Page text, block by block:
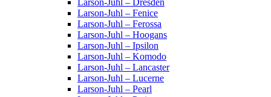
Larson-Juhl – Dresden
Larson-Juhl – Fenice
Larson-Juhl – Ferossa
Larson-Juhl – Hoogans
Larson-Juhl – Ipsilon
Larson-Juhl – Komodo
Larson-Juhl – Lancaster
Larson-Juhl – Lucerne
Larson-Juhl – Pearl